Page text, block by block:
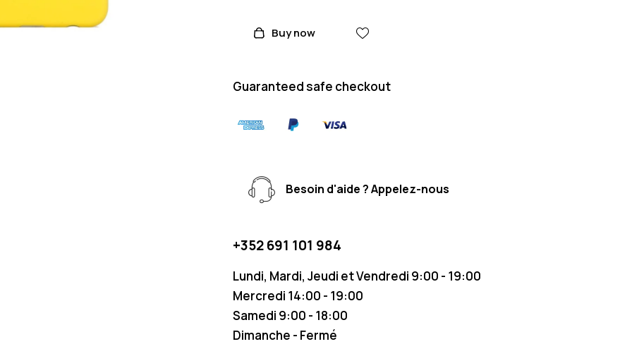
Buy now
Guaranteed safe checkout
Besoin d'aide ? Appelez-nous
+352 691 101 984
Lundi, Mardi, Jeudi et Vendredi 9:00 - 19:00
Mercredi 14:00 - 19:00
Samedi 9:00 - 18:00
Dimanche - Fermé